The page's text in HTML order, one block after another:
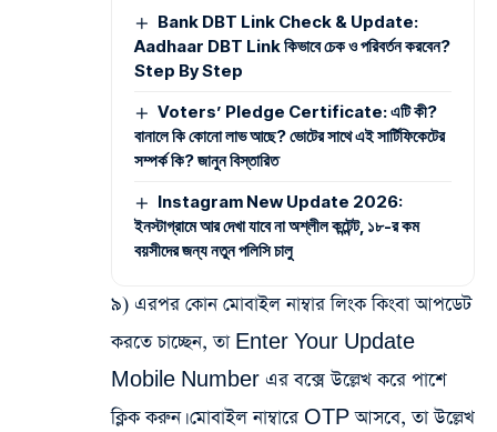
Bank DBT Link Check & Update:
Aadhaar DBT Link কিভাবে চেক ও পরিবর্তন করবেন?
Step By Step
Voters’ Pledge Certificate: এটি কী?
বানালে কি কোনো লাভ আছে? ভোটের সাথে এই সার্টিফিকেটের
সম্পর্ক কি? জানুন বিস্তারিত
Instagram New Update 2026:
ইনস্টাগ্রামে আর দেখা যাবে না অশ্লীল কন্টেন্ট, ১৮-র কম
বয়সীদের জন্য নতুন পলিসি চালু
৯) এরপর কোন মোবাইল নাম্বার লিংক কিংবা আপডেট
করতে চাচ্ছেন, তা Enter Your Update
Mobile Number এর বক্সে উল্লেখ করে পাশে
ক্লিক করুন। মোবাইল নাম্বারে OTP আসবে, তা উল্লেখ